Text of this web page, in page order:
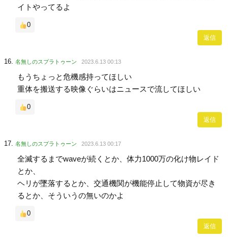
イトやってるよ
0
返信
名無しのスプラトゥーン 2023.6.13 00:13
もうちょっと危機感持ってほしい
重体を搬送する映像ぐらいはニュースで流してほしい
0
返信
名無しのスプラトゥーン 2023.6.13 00:17
全滅するまでwaveが続くとか、体力1000万の化け物レイド
とか、
ヘリが墜落するとか、交通機関が機能停止して物資が尽き
るとか、そういうの無いのかよ
0
返信